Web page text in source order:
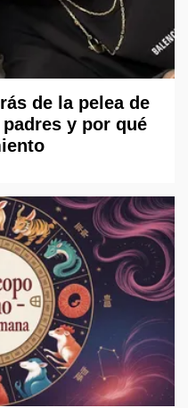
de la pelea de
y por qué